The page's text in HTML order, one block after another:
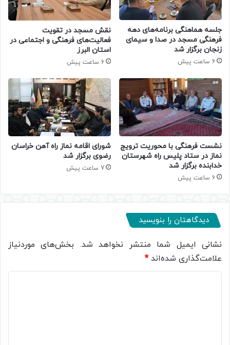
جلسه هماهنگی برنامه‌های دهه
فرهنگی مسجد در صدا و سیمای
زنجان برگزار شد
6 ساعت پیش
نقش مسجد در تقویت
فعالیت‌های فرهنگی و اجتماعی در
استان البرز
6 ساعت پیش
نشست فرهنگی با محوریت ترویج
نماز در ستاد پلیس راه شهرستان
خدابنده برگزار شد
6 ساعت پیش
شورای اقامه نماز راه آهن خراسان
رضوی برگزار شد
7 ساعت پیش
دیدگاهتان را بنویسید
نشانی ایمیل شما منتشر نخواهد شد. بخش‌های موردنیاز
علامت‌گذاری شده‌اند*